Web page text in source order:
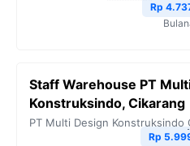
k
Rp
Staff Warehouse PT
Konstruksindo, Cikarang
PT Multi Design Konstruksindo
Rp